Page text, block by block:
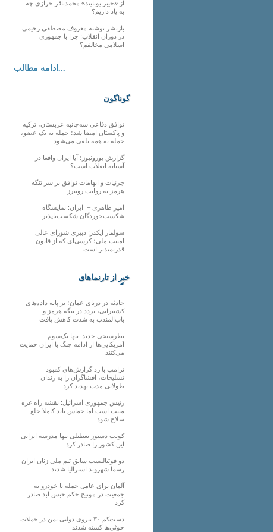
از «خیبر یونایتد» محمدباقر خرازی چه
به یاد داریم؟
بازنشر نوشته معروف مصطفی رحیمی
در دوران انقلاب: چرا با جمهوری
اسلامی مخالفم؟
ادامه مطالب...
گوناگون
توافق دفاعی سه‌جانبه عربستان، ترکیه
و پاکستان امضا شد؛ حمله به یک عضو،
حمله به همه تلقی می‌شود
گزارش یورونیوز؛ آیا ایران واقعا در
آستانه انقلاب است؟
جزئیات و ابهامات توافق بر سر تنگه
هرمز به روایت رویترز
امیر طاهری – ایران: نمایشگاه
شکست‌خوردگان شکست‌ناپذیر
سولماز ایکدر: دبیری شورای عالی
امنیت ملی؛ کرسی‌ای که از قانون
قدرتمندتر است
خبر از تارنماهای
دیگر
حادثه در دریای عمان؛ بر پایه داده‌های
کشتیرانی، تردد در تنگه هرمز و
باب‌المندب به شدت کاهش یافت
نظرسنجی جدید: تنها یک‌سوم
آمریکایی‌ها از ادامه جنگ با ایران حمایت
می‌کنند
ترامپ با رد گزارش‌های کمبود
تسلیحات، افشاگران را به زندان
طولانی مدت تهدید کرد
رئیس‌ جمهوری اسرائیل: نقشه راه غزه
مثبت است اما حماس باید کاملا خلع
سلاح شود
کویت دستور تعطیلی تنها مدرسه ایرانی
این کشور را صادر کرد
دو فوتبالیست سابق تیم ملی زنان ایران
رسما شهروند استرالیا شدند
آلمان برای عامل حمله با خودرو به
جمعیت در مونیخ حکم حبس ابد صادر
کرد
دست‌کم ۳۰ نیروی دولتی یمن در حملات
حوثی‌ها کشته شدند